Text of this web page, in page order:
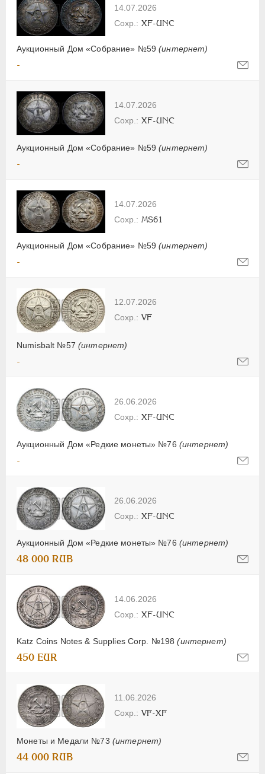
14.07.2026
Аукционный Дом «Собрание» №59(интернет)
XF-UNC
-
14.07.2026
Аукционный Дом «Собрание» №59(интернет)
XF-UNC
-
14.07.2026
Аукционный Дом «Собрание» №59(интернет)
MS61
-
12.07.2026
Numisbalt №57 (интернет)
VF
-
26.06.2026
Аукционный Дом «Редкие монеты» №76 (интернет)
XF-UNC
-
26.06.2026
Аукционный Дом «Редкие монеты» №76 (интернет)
XF-UNC
48 000 RUB
14.06.2026
Katz Coins Notes & Supplies Corp. №198(интернет)
XF-UNC
450 EUR
11.06.2026
Монеты и Медали №73 (интернет)
VF-XF
44 000 RUB